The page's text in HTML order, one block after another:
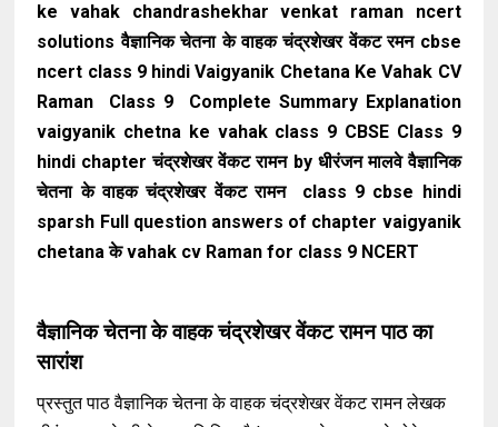
ke vahak chandrashekhar venkat raman ncert
solutions वैज्ञानिक चेतना के वाहक चंद्रशेखर वेंकट रमन cbse
ncert class 9 hindi Vaigyanik Chetana Ke Vahak CV
Raman Class 9 Complete Summary Explanation
vaigyanik chetna ke vahak class 9 CBSE Class 9
hindi chapter चंद्रशेखर वेंकट रामन by धीरंजन मालवे वैज्ञानिक
चेतना के वाहक चंद्रशेखर वेंकट रामन class 9 cbse hindi
sparsh Full question answers of chapter vaigyanik
chetana के vahak cv Raman for class 9 NCERT
वैज्ञानिक चेतना के वाहक चंद्रशेखर वेंकट रामन पाठ का
सारांश
प्रस्तुत पाठ वैज्ञानिक चेतना के वाहक चंद्रशेखर वेंकट रामन लेखक